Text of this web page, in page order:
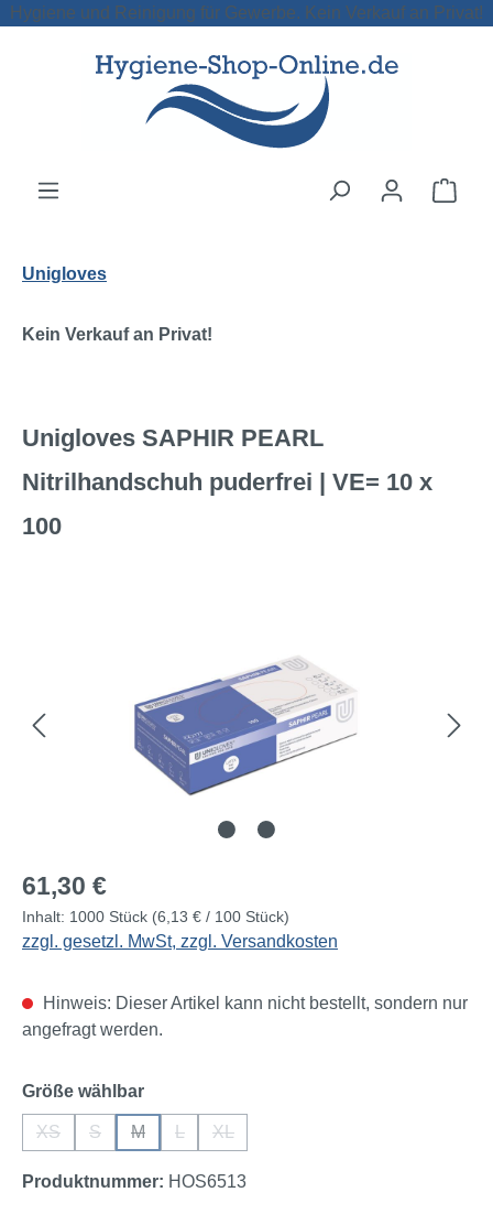
Zum Hauptinhalt springen
Hygiene und Reinigung für Gewerbe. Kein Verkauf an Privat!
Unigloves
Kein Verkauf an Privat!
Unigloves SAPHIR PEARL
Nitrilhandschuh puderfrei | VE= 10 x
100
Regulärer Preis:
61,30 €
Inhalt: 1000 Stück (6,13 € / 100 Stück)
zzgl. gesetzl. MwSt, zzgl. Versandkosten
Hinweis: Dieser Artikel kann nicht bestellt, sondern nur
angefragt werden.
Größe wählbarauswählen
XS S M L XL
Produktnummer: HOS6513